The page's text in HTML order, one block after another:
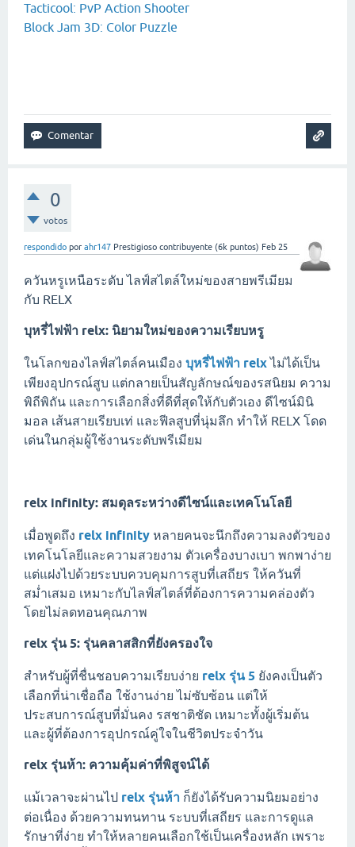
Tacticool: PvP Action Shooter
Block Jam 3D: Color Puzzle
0
votos
respondido por ahr147 Prestigioso contribuyente (6k puntos) Feb 25
ควันหรูเหนือระดับ ไลฟ์สไตล์ใหม่ของสายพรีเมียม
กับ RELX
บุหรี่ไฟฟ้า relx: นิยามใหม่ของความเรียบหรู
ในโลกของไลฟ์สไตล์คนเมือง บุหรี่ไฟฟ้า relxไม่ได้เป็น
เพียงอุปกรณ์สูบ แต่กลายเป็นสัญลักษณ์ของรสนิยม ความ
พิถีพิถัน และการเลือกสิ่งที่ดีที่สุดให้กับตัวเอง ดีไซน์มินิ
มอล เส้นสายเรียบเท่ และฟีลสูบที่นุ่มลึก ทำให้ RELX โดด
เด่นในกลุ่มผู้ใช้งานระดับพรีเมียม
relx infinity: สมดุลระหว่างดีไซน์และเทคโนโลยี
เมื่อพูดถึง relx infinity หลายคนจะนึกถึงความลงตัวของ
เทคโนโลยีและความสวยงาม ตัวเครื่องบางเบา พกพาง่าย
แต่แฝงไปด้วยระบบควบคุมการสูบที่เสถียร ให้ควันที่
สม่ำเสมอ เหมาะกับไลฟ์สไตล์ที่ต้องการความคล่องตัว
โดยไม่ลดทอนคุณภาพ
relx รุ่น 5: รุ่นคลาสสิกที่ยังครองใจ
สำหรับผู้ที่ชื่นชอบความเรียบง่าย relx รุ่น 5 ยังคงเป็นตัว
เลือกที่น่าเชื่อถือ ใช้งานง่าย ไม่ซับซ้อน แต่ให้
ประสบการณ์สูบที่มั่นคง รสชาติชัด เหมาะทั้งผู้เริ่มต้น
และผู้ที่ต้องการอุปกรณ์คู่ใจในชีวิตประจำวัน
relx รุ่นห้า: ความคุ้มค่าที่พิสูจน์ได้
แม้เวลาจะผ่านไป relx รุ่นห้า ก็ยังได้รับความนิยมอย่าง
ต่อเนื่อง ด้วยความทนทาน ระบบที่เสถียร และการดูแล
รักษาที่ง่าย ทำให้หลายคนเลือกใช้เป็นเครื่องหลัก เพราะ